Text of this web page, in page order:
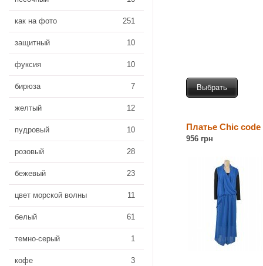
как на фото 251
защитный 10
фуксия 10
бирюза 7
желтый 12
пудровый 10
розовый 28
бежевый 23
цвет морской волны 11
белый 61
темно-серый 1
кофе 3
Выбрать
Платье Chic code
956 грн